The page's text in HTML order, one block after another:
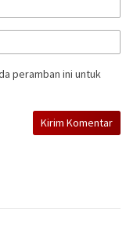
peramban ini untuk